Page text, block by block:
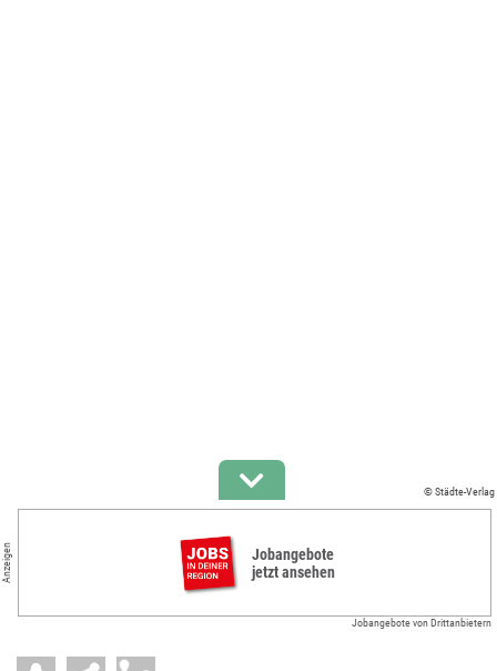
© Städte-Verlag
Anzeigen
Jobangebote
jetzt ansehen
Jobangebote von Drittanbietern